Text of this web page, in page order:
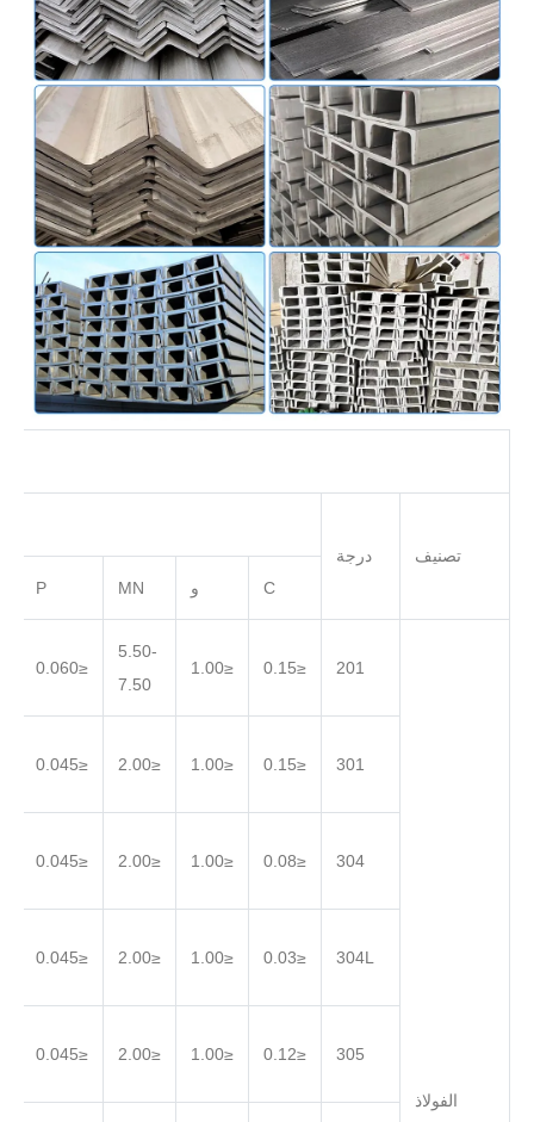
تصنيف
درجة
C
و MN
P
الفولاذ
201
≤0.15
≤1.00
5.50-
7.50
≤0.060
301
≤0.15
≤1.00
≤2.00
≤0.045
304
≤0.08
≤1.00
≤2.00
≤0.045
304L
≤0.03
≤1.00
≤2.00
≤0.045
305
≤0.12
≤1.00
≤2.00
≤0.045